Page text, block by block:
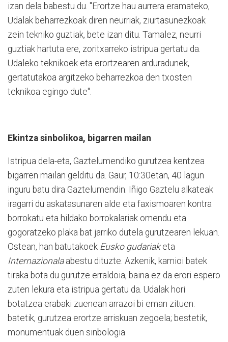
izan dela babestu du. "Erortze hau aurrera eramateko,
Udalak beharrezkoak diren neurriak, ziurtasunezkoak
zein tekniko guztiak, bete izan ditu. Tamalez, neurri
guztiak hartuta ere, zoritxarreko istripua gertatu da.
Udaleko teknikoek eta erortzearen arduradunek,
gertatutakoa argitzeko beharrezkoa den txosten
teknikoa egingo dute".
Ekintza sinbolikoa, bigarren mailan
Istripua dela-eta, Gaztelumendiko gurutzea kentzea
bigarren mailan gelditu da. Gaur, 10:30etan, 40 lagun
inguru batu dira Gaztelumendin. Iñigo Gaztelu alkateak
iragarri du askatasunaren alde eta faxismoaren kontra
borrokatu eta hildako borrokalariak omendu eta
gogoratzeko plaka bat jarriko dutela gurutzearen lekuan.
Ostean, han batutakoek Eusko gudariaketa
Internazionalaabestu dituzte. Azkenik, kamioi batek
tiraka bota du gurutze erraldoia, baina ez da erori espero
zuten lekura eta istripua gertatu da. Udalak hori
botatzea erabaki zuenean arrazoi bi eman zituen:
batetik, gurutzea erortze arriskuan zegoela; bestetik,
monumentuak duen sinbologia.